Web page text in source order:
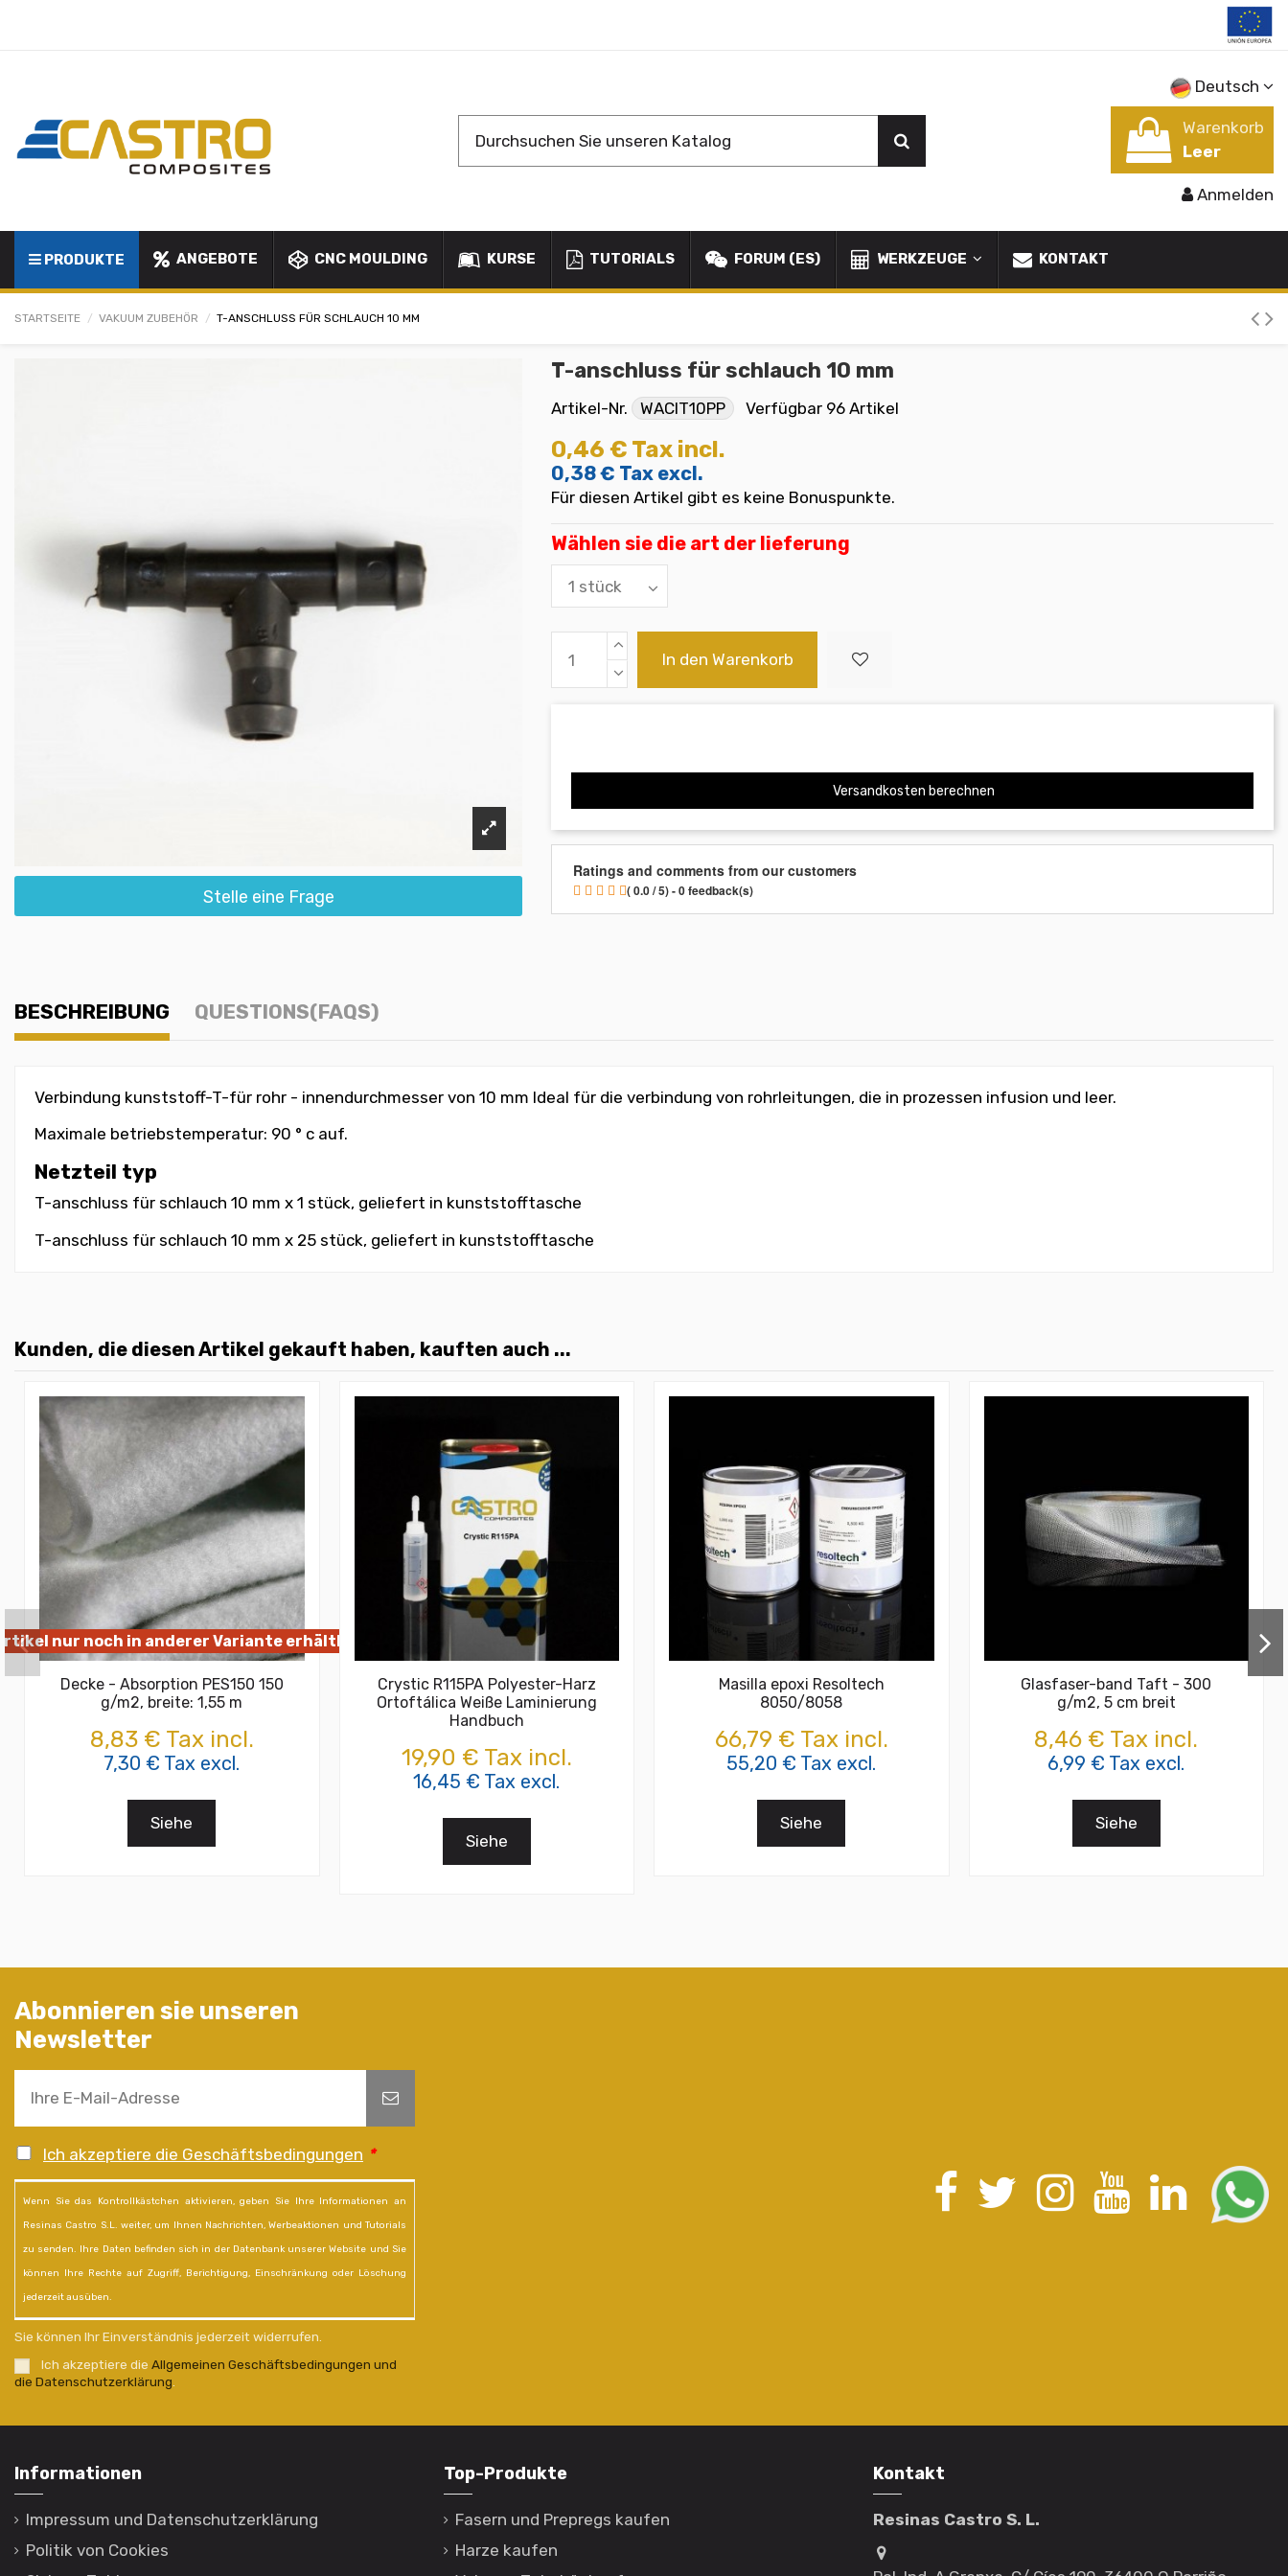
Deutsch
Warenkorb
Leer
Anmelden
PRODUKTE ANGEBOTE CNC MOULDING KURSE TUTORIALS FORUM (ES) WERKZEUGE KONTAKT
STARTSEITE VAKUUM ZUBEHÖR T-ANSCHLUSS FÜR SCHLAUCH 10 MM
Stelle eine Frage
T-anschluss für schlauch 10 mm
Artikel-Nr. WACIT10PP Verfügbar 96 Artikel
0,46 € Tax incl.
0,38 € Tax excl.
Für diesen Artikel gibt es keine Bonuspunkte.
Wählen sie die art der lieferung
In den Warenkorb
Versandkosten berechnen
Ratings and comments from our customers
( 0.0 / 5) - 0 feedback(s)
BESCHREIBUNG QUESTIONS(FAQS)
Verbindung kunststoff-T-für rohr - innendurchmesser von 10 mm Ideal für die verbindung von rohrleitungen, die in prozessen infusion und leer.
Maximale betriebstemperatur: 90 ° c auf.
Netzteil typ
T-anschluss für schlauch 10 mm x 1 stück, geliefert in kunststofftasche
T-anschluss für schlauch 10 mm x 25 stück, geliefert in kunststofftasche
Kunden, die diesen Artikel gekauft haben, kauften auch ...
nur noch in anderer Variante erhältlich
Decke - Absorption PES150 150
g/m2, breite: 1,55 m
8,83 € Tax incl.
7,30 € Tax excl.
Siehe
Crystic R115PA Polyester-Harz
Ortoftálica Weiße Laminierung
Handbuch
19,90 € Tax incl.
16,45 € Tax excl.
Siehe
Masilla epoxi Resoltech
8050/8058
66,79 € Tax incl.
55,20 € Tax excl.
Siehe
Glasfaser-band Taft - 300
g/m2, 5 cm breit
8,46 € Tax incl.
6,99 € Tax excl.
Siehe
Abonnieren sie unseren
Newsletter
Ich akzeptiere die Geschäftsbedingungen *
Wenn Sie das Kontrollkästchen aktivieren, geben Sie Ihre Informationen an
Resinas Castro S.L. weiter, um Ihnen Nachrichten, Werbeaktionen und Tutorials
zu senden. Ihre Daten befinden sich in der Datenbank unserer Website und Sie
können Ihre Rechte auf Zugriff, Berichtigung, Einschränkung oder Löschung
jederzeit ausüben.
Sie können Ihr Einverständnis jederzeit widerrufen.
Ich akzeptiere die Allgemeinen Geschäftsbedingungen und
die Datenschutzerklärung
Informationen
Impressum und Datenschutzerklärung
Politik von Cookies
Top-Produkte
Fasern und Prepregs kaufen
Harze kaufen
Kontakt
Resinas Castro S. L.